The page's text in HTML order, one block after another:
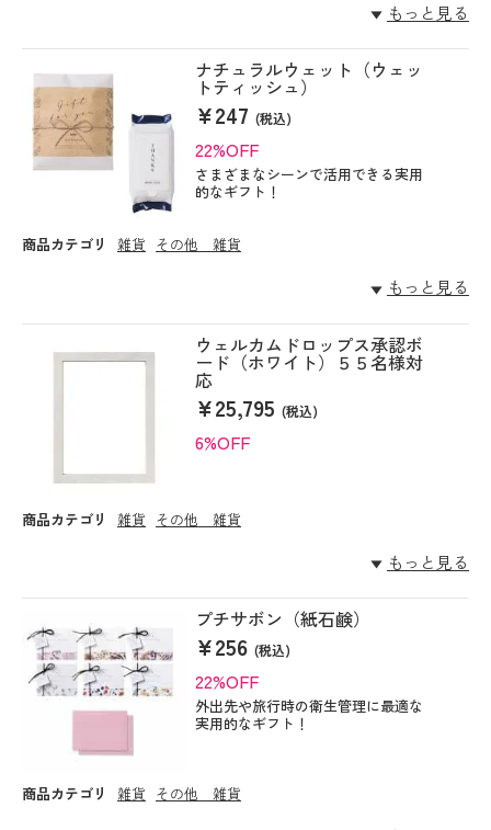
もっと見る
ナチュラルウェット（ウェッ
トティッシュ）
¥247(税込)
22%OFF
さまざまなシーンで活用できる実用
的なギフト！
商品カテゴリ 雑貨 その他 雑貨
もっと見る
ウェルカムドロップス承認ボ
ード（ホワイト）５５名様対
応
¥25,795(税込)
6%OFF
商品カテゴリ 雑貨 その他 雑貨
もっと見る
プチサボン（紙石鹸）
¥256(税込)
22%OFF
外出先や旅行時の衛生管理に最適な
実用的なギフト！
商品カテゴリ 雑貨 その他 雑貨